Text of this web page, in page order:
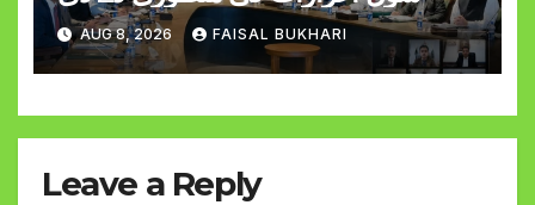
AUG 8, 2026 FAISAL BUKHARI
Leave a Reply